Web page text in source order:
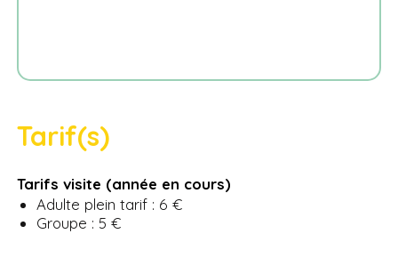
Tarif(s)
Tarifs visite (année en cours)
Adulte plein tarif : 6 €
Groupe : 5 €